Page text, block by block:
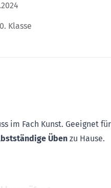
im Fach Kunst. Geeignet für
Üben zu Hause.
Klasse